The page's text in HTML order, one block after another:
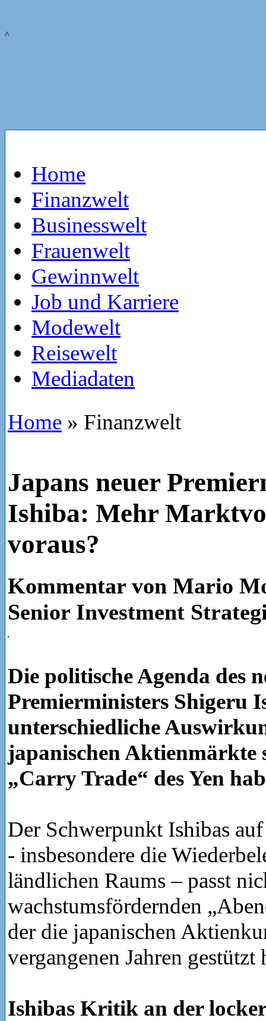
^
Home
Finanzwelt
Businesswelt
Frauenwelt
Gewinnwelt
Job und Karriere
Modewelt
Reisewelt
Mediadaten
Home » Finanzwelt
Japans neuer
Ishiba: Mehr
voraus?
Kommentar von Mario
Senior Investment
Die politische Agenda des
Premierministers Shigeru
unterschiedliche
japanischen Aktienmärkte
„Carry Trade“ des Yen
Der Schwerpunkt Ishibas
- insbesondere die
ländlichen Raums – passt
wachstumsfördernden
der die japanischen
vergangenen Jahren gestützt
Ishibas Kritik an der